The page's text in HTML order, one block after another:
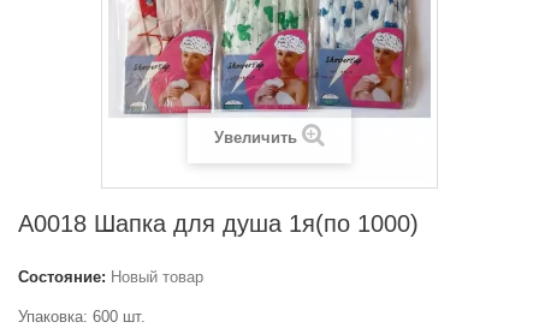
Увеличить
А0018 Шапка для душа 1я(по 1000)
Состояние: Новый товар
Упаковка: 600 шт.